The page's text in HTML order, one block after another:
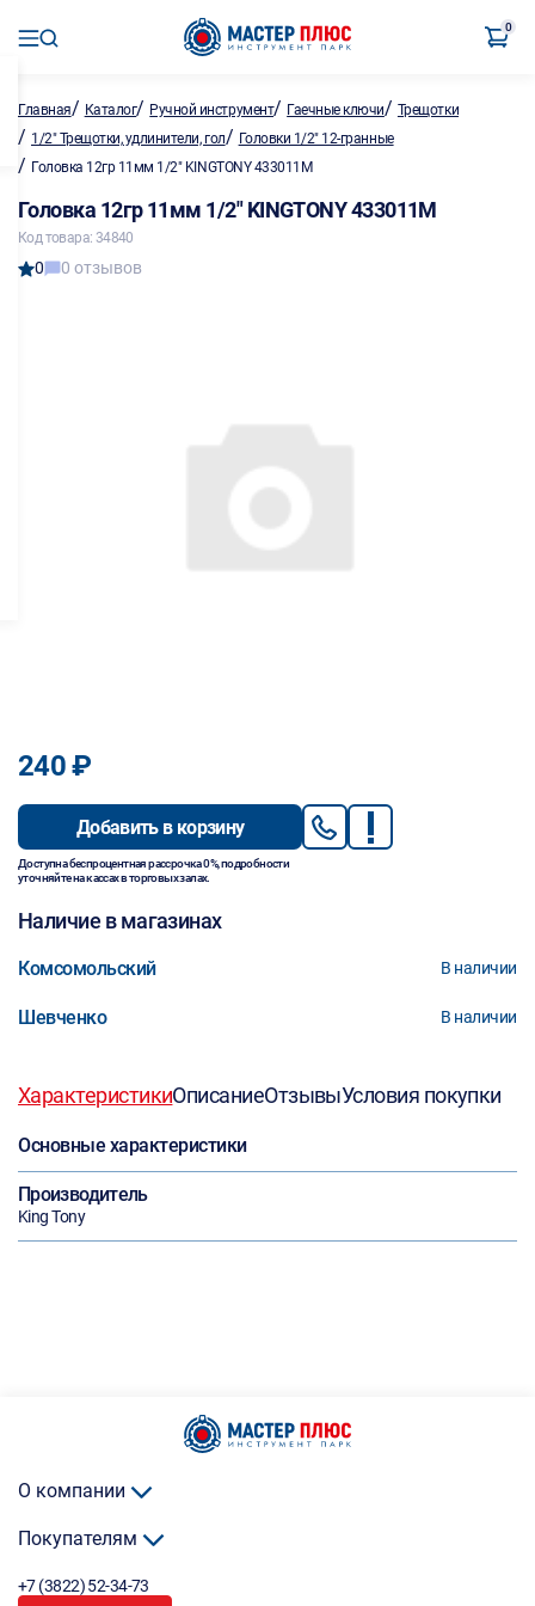
0
Главная/ Каталог/ Ручной инструмент/ Гаечные ключи/ Трещотки
/ 1/2" Трещотки, удлинители, гол/ Головки 1/2" 12-гранные
/ Головка 12гр 11мм 1/2" KINGTONY 433011M
Головка 12гр 11мм 1/2" KINGTONY 433011M
Код товара: 34840
0 0 отзывов
240 ₽
Добавить в корзину
Доступна беспроцентная рассрочка 0%, подробности
уточняйте на кассах в торговых залах.
Наличие в магазинах
Комсомольский В наличии
Шевченко В наличии
ХарактеристикиОписаниеОтзывыУсловия покупки
Основные характеристики
Производитель
King Tony
О компании
Покупателям
+7 (3822) 52-34-73